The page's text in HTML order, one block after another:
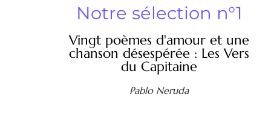
Notre sélection n°1
Vingt poèmes d'amour et une
chanson désespérée : Les Vers
du Capitaine
Pablo Neruda